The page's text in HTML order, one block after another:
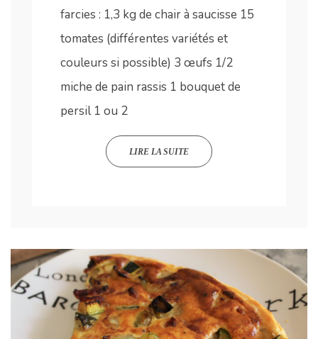
farcies : 1,3 kg de chair à saucisse 15
tomates (différentes variétés et
couleurs si possible) 3 œufs 1/2
miche de pain rassis 1 bouquet de
persil 1 ou 2
LIRE LA SUITE